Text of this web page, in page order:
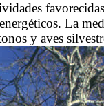
La
y aves